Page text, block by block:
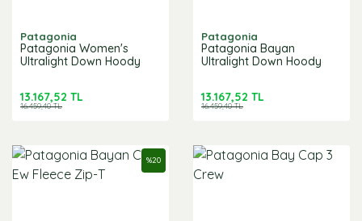
Patagonia
Patagonia Women's
Ultralight Down Hoody
13.167,52 TL
16.459,40 TL
Patagonia
Patagonia Bayan
Ultralight Down Hoody
13.167,52 TL
16.459,40 TL
%20